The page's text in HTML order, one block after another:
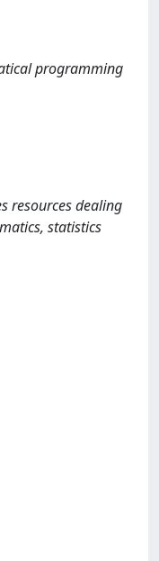
programming
resources dealing
statistics